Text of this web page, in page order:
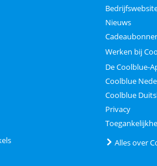
Nieuws
Werken bij
De Coolblue-
Coolblue
Coolblue
Privacy
Alles over